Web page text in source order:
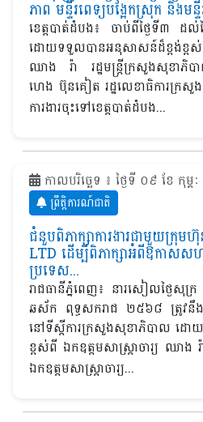
ភាព មន្ទីរពេទ្យបង្អែកស្រុក និងមន្
ខេត្តបាត់ដំបង៖ ចាប់ពីថ្ងៃទី៣ ដល់
ដោយទទួលបានអនុសាសន៍ដ៏ខ្ពង់ខ្ព
ឈាង រ៉ា រដ្ឋមន្រ្តីក្រសួងសុខាភិបា
ហេង ប៊ុនគៀត រដ្ឋលេខាធិការក្រ
ការងារចុះទៅខេត្តបាត់ដំបង...
កាលបរិច្ឆេទ ៖ ថ្ងៃទី ០៩ ខែ កុម្ភ
ព្រឹត្តិការណ៍ជាតិ
ជំនួបពិភាក្សាការងារជាមួយក្រុ
LTD ដើម្បីពិភាក្សាអំពីឱកាសសហ
ប្រទេស...
រាជធានីភ្នំពេញ៖ នារសៀលថ្ងៃសុ
ឆស័ក ពុទ្ធសករាជ ២៥៦៨ ត្រូវនឹង
នៅទីស្ដីការក្រសួងសុខាភិបាល ដោយ
ខ្ពស់ពី ឯកឧត្តមសាស្ត្រាចារ្យ ឈាង
ឯកឧត្តមសាស្ត្រាចារ្យ...